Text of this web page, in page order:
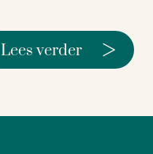
Lees verder >